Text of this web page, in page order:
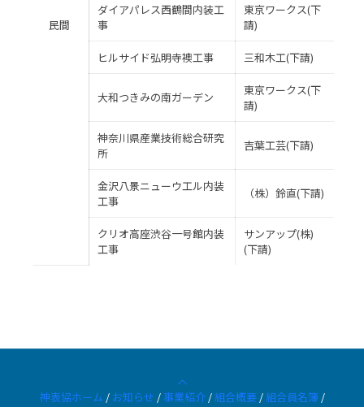
民間
ダイアパレス西鶴間内装工
事
東京ワークス(下
請)
ヒルサイド弘明寺襖工事 三和木工(下請)
大和つきみの南ガーデン
東京ワークス(下
請)
神奈川県産業技術総合研究
所
吉葉工芸(下請)
金沢八景ニューウ工ル内装
工事
（株）鈴直(下請)
クリオ高座渋谷一号館内装
工事
サンアップ(株)
(下請)
神表協ホーム / お知らせ / 事業紹介/ 組合概要/ 組合員名簿 /